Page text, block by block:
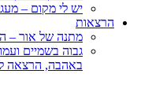
יש לי מקום –
הרצאות
מתנה של אור –
גבוה בשמיים
באהבה, הרצאה